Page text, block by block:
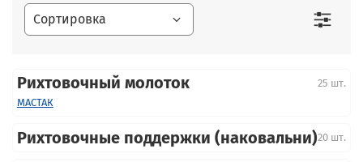
Рихтовочный молоток
25 шт.
МАСТАК
Рихтовочные поддержки (наковальни)20 шт.